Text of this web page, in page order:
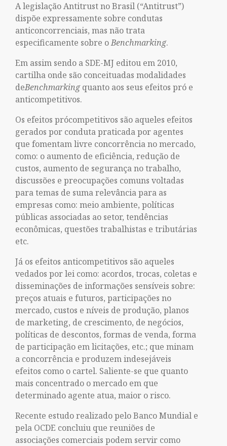
A legislação Antitrust no Brasil (“Antitrust”)
dispõe expressamente sobre condutas
anticoncorrenciais, mas não trata
especificamente sobre oBenchmarking.
Em assim sendo a SDE-MJ editou em 2010,
cartilha onde são conceituadas modalidades
deBenchmarkingquanto aos seus efeitos pró e
anticompetitivos.
Os efeitos prócompetitivos são aqueles efeitos
gerados por conduta praticada por agentes
que fomentam livre concorrência no mercado,
como: o aumento de eficiência, redução de
custos, aumento de segurança no trabalho,
discussões e preocupações comuns voltadas
para temas de suma relevância para as
empresas como: meio ambiente, políticas
públicas associadas ao setor, tendências
econômicas, questões trabalhistas e tributárias
etc.
Já os efeitos anticompetitivos são aqueles
vedados por lei como: acordos, trocas, coletas e
disseminações de informações sensíveis sobre:
preços atuais e futuros, participações no
mercado, custos e níveis de produção, planos
de marketing, de crescimento, de negócios,
políticas de descontos, formas de venda, forma
de participação em licitações, etc.; que minam
a concorrência e produzem indesejáveis
efeitos como o cartel. Saliente-se que quanto
mais concentrado o mercado em que
determinado agente atua, maior o risco.
Recente estudo realizado pelo Banco Mundial e
pela OCDE concluiu que reuniões de
associações comerciais podem servir como